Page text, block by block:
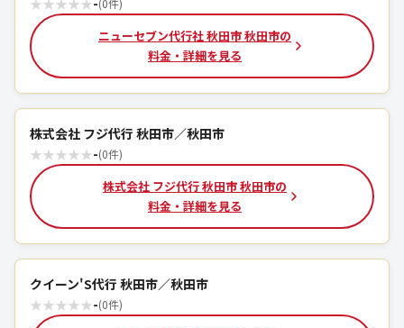
★★★★★ (0件)
ニューセブン代行社 秋田市 秋田市の
料金・詳細を見る
株式会社 フジ代行 秋田市／秋田市
★★★★★-(0件)
株式会社 フジ代行 秋田市 秋田市の
料金・詳細を見る
クイーン'S代行 秋田市／秋田市
★★★★★-(0件)